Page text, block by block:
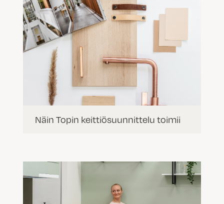
Näin Topin keittiösuunnittelu toimii